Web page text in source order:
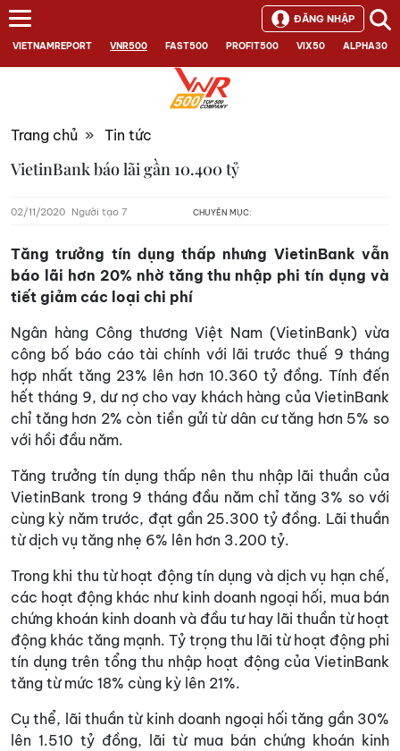
VIETNAMREPORT VNR500 FAST500 PROFIT500 VIX50 ALPHA30
ĐĂNG NHẬP
Trang chủ » Tin tức
VietinBank báo lãi gần 10.400 tỷ
02/11/2020 Người tạo 7 CHUYÊN MỤC:
Tăng trưởng tín dụng thấp nhưng VietinBank vẫn
báo lãi hơn 20% nhờ tăng thu nhập phi tín dụng và
tiết giảm các loại chi phí
Ngân hàng Công thương Việt Nam (VietinBank) vừa
công bố báo cáo tài chính với lãi trước thuế 9 tháng
hợp nhất tăng 23% lên hơn 10.360 tỷ đồng. Tính đến
hết tháng 9, dư nợ cho vay khách hàng của VietinBank
chỉ tăng hơn 2% còn tiền gửi từ dân cư tăng hơn 5% so
với hồi đầu năm.
Tăng trưởng tín dụng thấp nên thu nhập lãi thuần của
VietinBank trong 9 tháng đầu năm chỉ tăng 3% so với
cùng kỳ năm trước, đạt gần 25.300 tỷ đồng. Lãi thuần
từ dịch vụ tăng nhẹ 6% lên hơn 3.200 tỷ.
Trong khi thu từ hoạt động tín dụng và dịch vụ hạn chế,
các hoạt động khác như kinh doanh ngoại hối, mua bán
chứng khoán kinh doanh và đầu tư hay lãi thuần từ hoạt
động khác tăng mạnh. Tỷ trọng thu lãi từ hoạt động phi
tín dụng trên tổng thu nhập hoạt động của VietinBank
tăng từ mức 18% cùng kỳ lên 21%.
Cụ thể, lãi thuần từ kinh doanh ngoại hối tăng gần 30%
lên 1.510 tỷ đồng, lãi từ mua bán chứng khoán kinh